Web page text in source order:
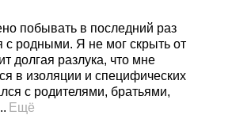
побывать в последний раз
с родными. Я не мог скрыть от
долгая разлука, что мне
в изоляции и специфических
с родителями, братьями,
Ещё